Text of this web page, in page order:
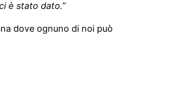
è stato dato.”
dove ognuno di noi può